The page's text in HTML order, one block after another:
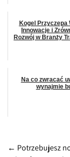
Kogel Przyczepa
Innowacje i
Rozwój w Branży
Na co zwracać
wynajmie
Post
← Potrzebujesz